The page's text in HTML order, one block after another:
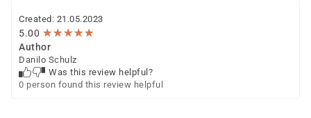
Created: 21.05.2023
5.00 ★★★★★
★★★★★
Author
Danilo Schulz
Was this review helpful?
0 person found this review helpful